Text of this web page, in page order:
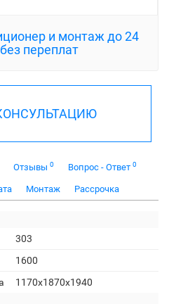
и монтаж до 24
переплат
Отзывы 0 Вопрос - Ответ 0
Монтаж Рассрочка
303
1600
1170х1870х1940